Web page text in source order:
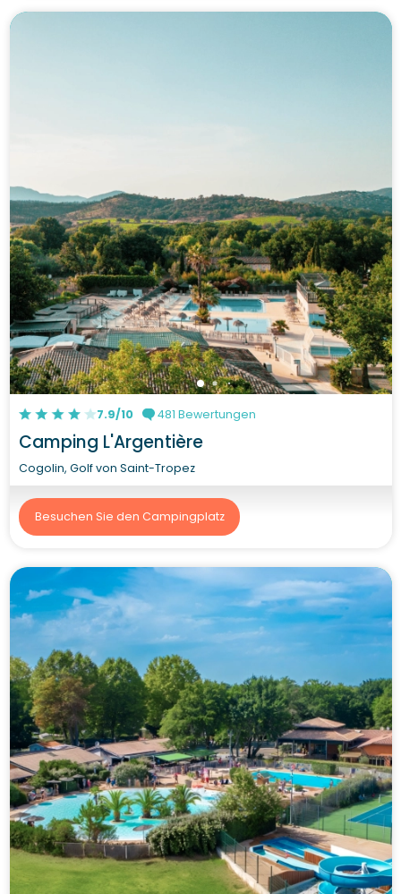
7.9/10 481 Bewertungen
Camping L'Argentière
Cogolin, Golf von Saint-Tropez
Besuchen Sie den Campingplatz